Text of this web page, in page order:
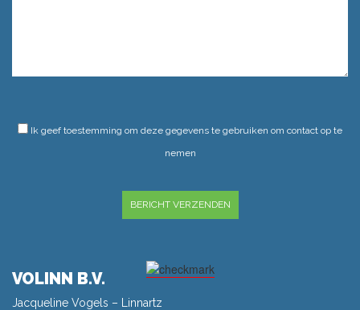
Ik geef toestemming om deze gegevens te gebruiken om contact op te
nemen
VOLINN B.V.
Jacqueline Vogels – Linnartz